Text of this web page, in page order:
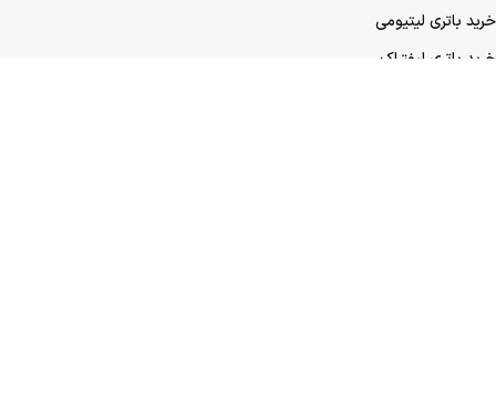
خرید باتری لیتیومی
خرید باتری لیفتراک